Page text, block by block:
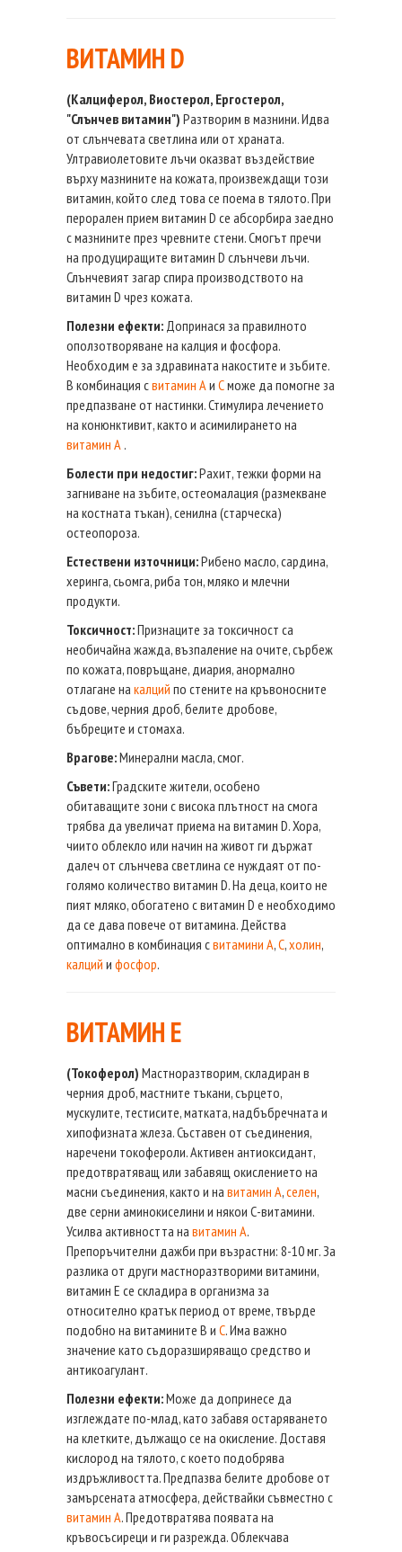
ВИТАМИН D
(Калциферол, Виостерол, Ергостерол,
"Слънчев витамин") Разтворим в мазнини. Идва
от слънчевата светлина или от храната.
Ултравиолетовите лъчи оказват въздействие
върху мазнините на кожата, произвеждащи този
витамин, който след това се поема в тялото. При
перорален прием витамин D се абсорбира заедно
с мазнините през чревните стени. Смогът пречи
на продуциращите витамин D слънчеви лъчи.
Слънчевият загар спира производството на
витамин D чрез кожата.
Полезни ефекти: Допринася за правилното
оползотворяване на калция и фосфора.
Необходим е за здравината накостите и зъбите.
В комбинация свитамин А и Сможе да помогне за
предпазване от настинки. Стимулира лечението
на конюнктивит, както и асимилирането на
витамин А .
Болести при недостиг:Рахит, тежки форми на
загниване на зъбите, остеомалация (размекване
на костната тъкан), сенилна (старческа)
остеопороза.
Естествени източници:Рибено масло, сардина,
херинга, сьомга, риба тон, мляко и млечни
продукти.
Токсичност:Признаците за токсичност са
необичайна жажда, възпаление на очите, сърбеж
по кожата, повръщане, диария, анормално
отлагане на калций по стените на кръвоносните
съдове, черния дроб, белите дробове,
бъбреците и стомаха.
Врагове:Минерални масла, смог.
Съвети:Градските жители, особено
обитаващите зони с висока плътност на смога
трябва да увеличат приема на витамин D. Хора,
чиито облекло или начин на живот ги държат
далеч от слънчева светлина се нуждаят от по-
голямо количество витамин D. На деца, които не
пият мляко, обогатено с витамин D е необходимо
да се дава повече от витамина. Действа
оптимално в комбинация свитамини А,С,холин,
калций и фосфор.
ВИТАМИН E
(Токоферол) Мастноразтворим, складиран в
черния дроб, мастните тъкани, сърцето,
мускулите, тестисите, матката, надбъбречната и
хипофизната жлеза. Съставен от съединения,
наречени токофероли. Активен антиоксидант,
предотвратяващ или забавящ окислението на
масни съединения, както и на витамин А,селен,
две серни аминокиселини и някои С-витамини.
Усилва активността на витамин А.
Препоръчителни дажби при възрастни: 8-10 мг. За
разлика от други мастноразтворими витамини,
витамин Е се складира в организма за
относително кратък период от време, твърде
подобно на витамините В и С. Има важно
значение като съдоразширяващо средство и
антикоагулант.
Полезни ефекти:Може да допринесе да
изглеждате по-млад, като забавя остаряването
на клетките, дължащо се на окисление. Доставя
кислород на тялото, с което подобрява
издръжливостта. Предпазва белите дробове от
замърсената атмосфера, действайки съвместно с
витамин А. Предотвратява появата на
кръвосъсиреци и ги разрежда. Облекчава